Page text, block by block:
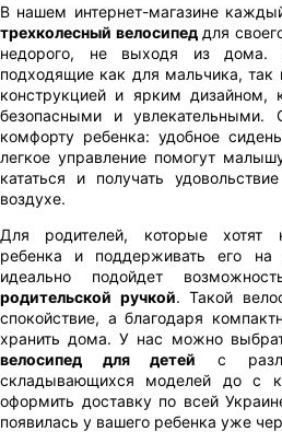
В нашем интернет-магазине
трехколесный велосипеддля
недорого, не выходя из дома.
подходящие как для мальчика,
конструкцией и ярким дизайном,
безопасными и увлекательными.
комфорту ребенка: удобное
легкое управление помогут
кататься и получать
воздухе.
Для родителей, которые хотят
ребенка и поддерживать его на
идеально подойдет
родительской ручкой. Такой
спокойствие, а благодаря
хранить дома. У нас можно
велосипед для детей с
складывающихся моделей до с
оформить доставку по всей
появилась у вашего ребенка уже